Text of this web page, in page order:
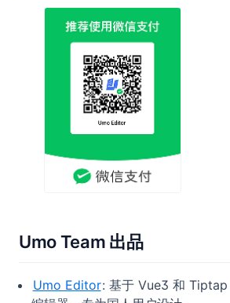
Umo Team 出品
Umo Editor: 基于 Vue3 和 Tiptap